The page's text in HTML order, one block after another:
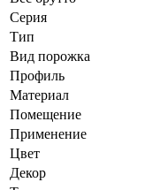
Серия
Тип
Вид порожка
Профиль
Материал
Помещение
Применение
Цвет
Декор